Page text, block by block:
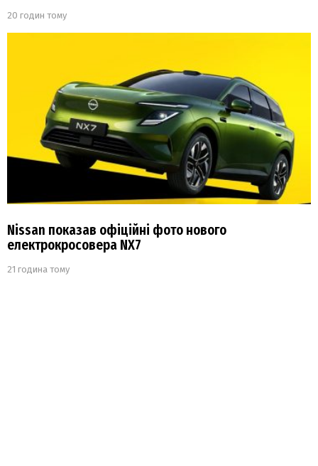
20 годин тому
Nissan показав офіційні фото нового
електрокросовера NX7
21 година тому